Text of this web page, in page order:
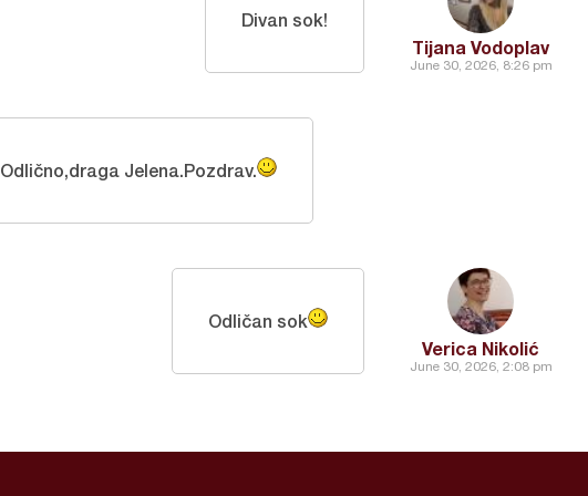
Tijana Vodoplav
June 30, 2026, 8:26 pm
Divan sok!
Odlično,draga Jelena.Pozdrav.
Verica Nikolić
June 30, 2026, 2:08 pm
Odličan sok